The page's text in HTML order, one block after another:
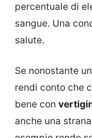
percentuale di
sangue. Una
salute.
Se nonostante
rendi conto che
bene con
anche una strana